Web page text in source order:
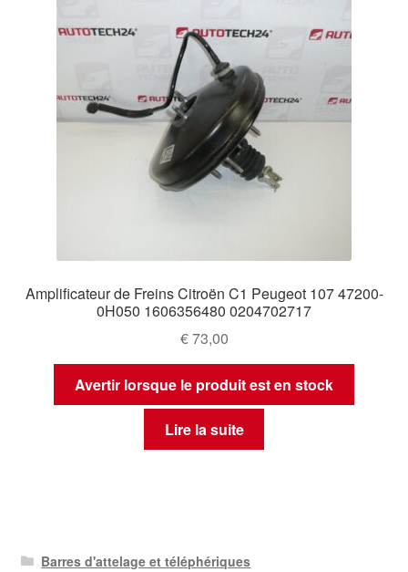
Amplificateur de Freins Citroën C1 Peugeot 107 47200-
0H050 1606356480 0204702717
€73,00
Avertir lorsque le produit est en stock
Lire la suite
Barres d'attelage et téléphériques